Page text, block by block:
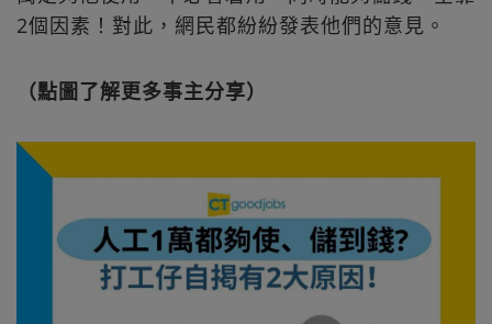
2個因素！對此，網民都紛紛發表他們的意見。
（點圖了解更多事主分享）